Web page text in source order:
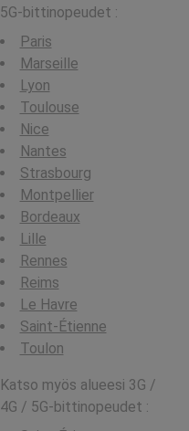
5G-bittinopeudet :
Paris
Marseille
Lyon
Toulouse
Nice
Nantes
Strasbourg
Montpellier
Bordeaux
Lille
Rennes
Reims
Le Havre
Saint-Étienne
Toulon
Katso myös alueesi 3G /
4G / 5G-bittinopeudet :